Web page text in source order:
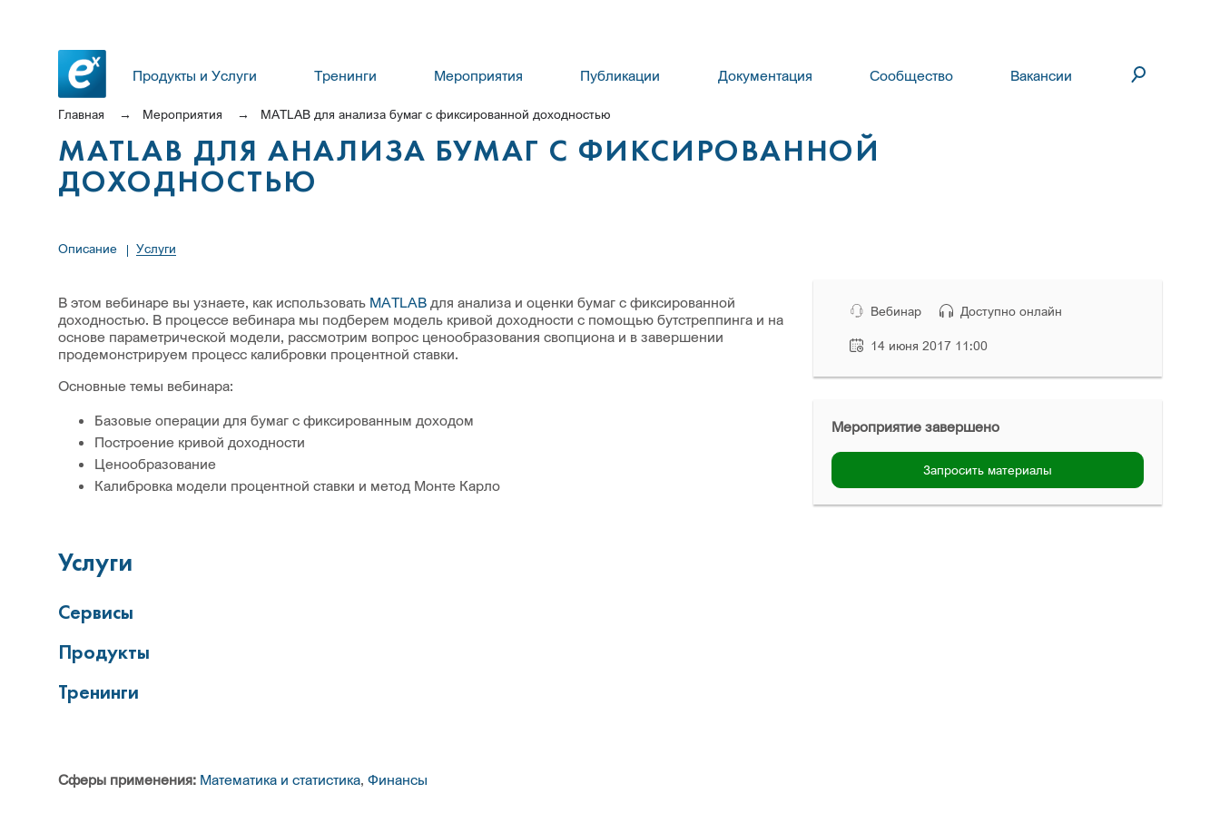
Продукты и Услуги Тренинги Мероприятия Публикации Документация Сообщество Вакансии
Главная Мероприятия MATLAB для анализа бумаг с фиксированной доходностью
MATLAB ДЛЯ АНАЛИЗА БУМАГ С ФИКСИРОВАННОЙ
ДОХОДНОСТЬЮ
Описание Услуги
Вебинар Доступно онлайн
14 июня 2017 11:00
Мероприятие завершено
Запросить материалы
В этом вебинаре вы узнаете, как использовать MATLAB для анализа и оценки бумаг с фиксированной
доходностью. В процессе вебинара мы подберем модель кривой доходности с помощью бутстреппинга и на
основе параметрической модели, рассмотрим вопрос ценообразования свопциона и в завершении
продемонстрируем процесс калибровки процентной ставки.
Основные темы вебинара:
Базовые операции для бумаг с фиксированным доходом
Построение кривой доходности
Ценообразование
Калибровка модели процентной ставки и метод Монте Карло
Услуги
Сервисы
Продукты
Тренинги
Сферы применения: Математика и статистика, Финансы